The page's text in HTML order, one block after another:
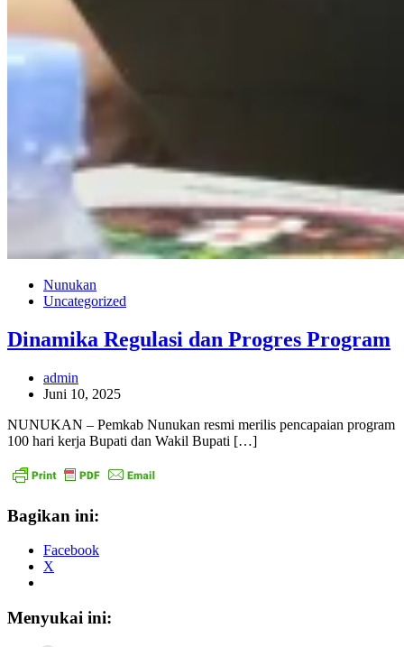
Nunukan
Uncategorized
Dinamika Regulasi dan Progres Program
admin
Juni 10, 2025
NUNUKAN – Pemkab Nunukan resmi merilis pencapaian program
100 hari kerja Bupati dan Wakil Bupati […]
Bagikan ini:
Facebook
X
Menyukai ini: